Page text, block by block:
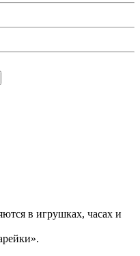
в игрушках, часах и